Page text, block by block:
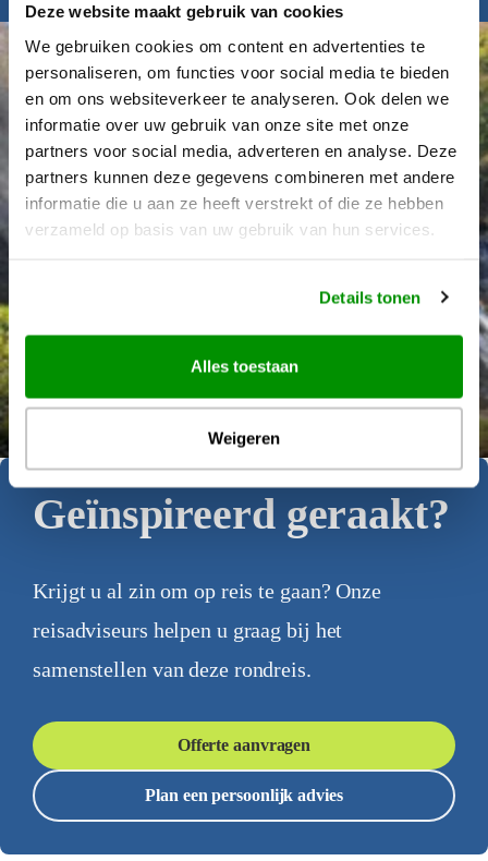
Deze website maakt gebruik van cookies
We gebruiken cookies om content en advertenties te
personaliseren, om functies voor social media te bieden
en om ons websiteverkeer te analyseren. Ook delen we
informatie over uw gebruik van onze site met onze
partners voor social media, adverteren en analyse. Deze
partners kunnen deze gegevens combineren met andere
informatie die u aan ze heeft verstrekt of die ze hebben
verzameld op basis van uw gebruik van hun services.
Details tonen
Alles toestaan
Weigeren
Geïnspireerd geraakt?
Krijgt u al zin om op reis te gaan? Onze
reisadviseurs helpen u graag bij het
samenstellen van deze rondreis.
Offerte aanvragen
Plan een persoonlijk advies